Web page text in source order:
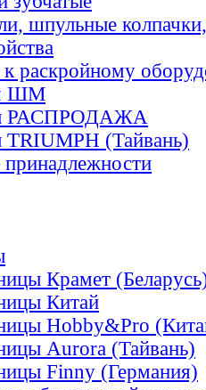
шпульные
к раскройному
ШМ
РАСПРОДАЖА
TRIUMPH (Тайвань)
Крамет
Китай
Hobby&Pro
Aurora (Тайвань)
Finny (Германия)